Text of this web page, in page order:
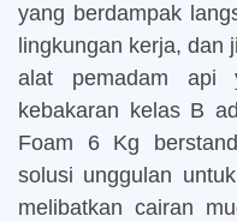
yang berdampak
lingkungan kerja, dan
alat pemadam api
kebakaran kelas B
Foam 6 Kg
solusi unggulan
melibatkan cairan